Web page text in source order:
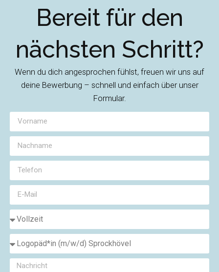
Bereit für den
nächsten Schritt?
Wenn du dich angesprochen fühlst, freuen wir uns auf
deine Bewerbung – schnell und einfach über unser
Formular.